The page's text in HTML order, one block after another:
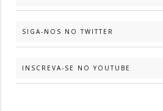
SIGA-NOS NO TWITTER
INSCREVA-SE NO YOUTUBE